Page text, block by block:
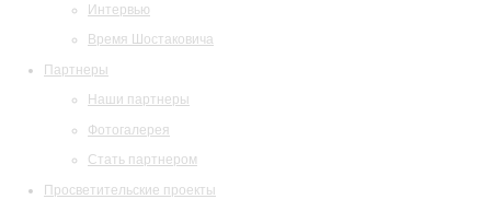
Интервью
Время Шостаковича
Партнеры
Наши партнеры
Фотогалерея
Стать партнером
Просветительские проекты